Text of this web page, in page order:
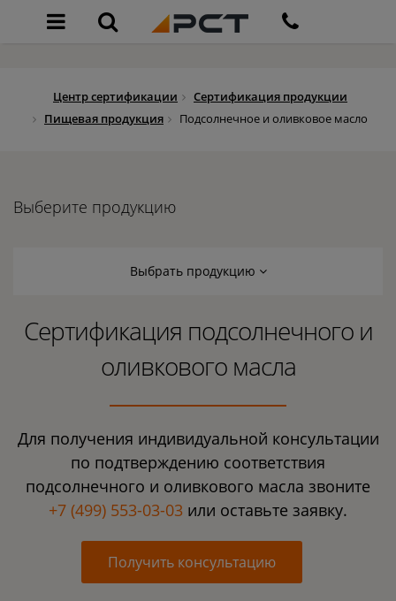
Центр сертификации
Сертификация продукции
Пищевая продукция
Подсолнечное и оливковое масло
Выберите продукцию
Выбрать продукцию
Сертификация подсолнечного и
оливкового масла
Для получения индивидуальной консультации
по подтверждению соответствия
подсолнечного и оливкового масла звоните
+7 (499) 553-03-03 или оставьте заявку.
Получить консультацию